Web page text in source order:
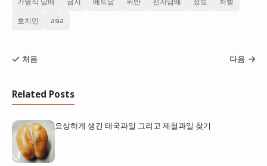
호치민 asia
처음 다음
Related Posts
요상하게 생긴 태국과일 그리고 제철과일 찾기